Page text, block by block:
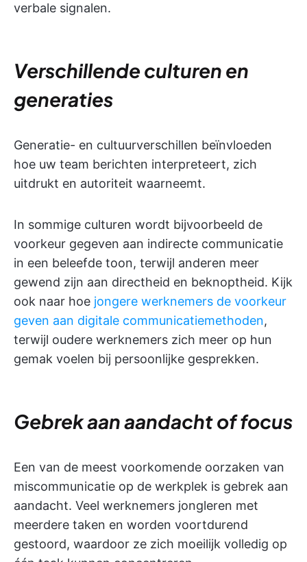
verbale signalen.
Verschillende culturen en
generaties
Generatie- en cultuurverschillen beïnvloeden
hoe uw team berichten interpreteert, zich
uitdrukt en autoriteit waarneemt.
In sommige culturen wordt bijvoorbeeld de
voorkeur gegeven aan indirecte communicatie
in een beleefde toon, terwijl anderen meer
gewend zijn aan directheid en beknoptheid. Kijk
ook naar hoe jongere werknemers de voorkeur
geven aan digitale communicatiemethoden,
terwijl oudere werknemers zich meer op hun
gemak voelen bij persoonlijke gesprekken.
Gebrek aan aandacht of focus
Een van de meest voorkomende oorzaken van
miscommunicatie op de werkplek is gebrek aan
aandacht. Veel werknemers jongleren met
meerdere taken en worden voortdurend
gestoord, waardoor ze zich moeilijk volledig op